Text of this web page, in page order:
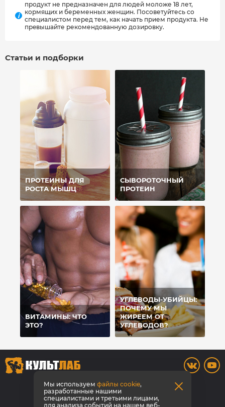
i
продукт не предназначен для людей моложе 18 лет,
кормящих и беременных женщин. Посоветуйтесь со
специалистом перед тем, как начать прием продукта. Не
прeвышайте рекомендованную дозировку.
Статьи и подборки
ПРОТЕИНЫ ДЛЯ
РОСТА МЫШЦ
СЫВОРОТОЧНЫЙ
ПРОТЕИН
ВИТАМИНЫ: ЧТО
ЭТО?
УГЛЕВОДЫ-УБИЙЦЫ:
ПОЧЕМУ МЫ
ЖИРЕЕМ ОТ
УГЛЕВОДОВ?
8 800 700-42-31
Заказать звонок
Мы используемфайлы cookie,
разработанные нашими
специалистами и третьими лицами,
для анализа событий на нашем веб-